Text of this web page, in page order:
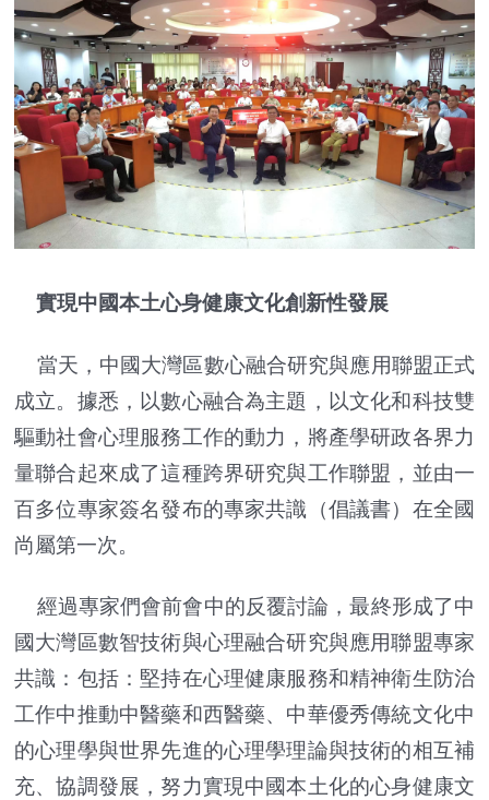
實現中國本土心身健康文化創新性發展
當天，中國大灣區數心融合研究與應用聯盟正式
成立。據悉，以數心融合為主題，以文化和科技雙
驅動社會心理服務工作的動力，將產學研政各界力
量聯合起來成了這種跨界研究與工作聯盟，並由一
百多位專家簽名發布的專家共識（倡議書）在全國
尚屬第一次。
經過專家們會前會中的反覆討論，最終形成了中
國大灣區數智技術與心理融合研究與應用聯盟專家
共識：包括：堅持在心理健康服務和精神衛生防治
工作中推動中醫藥和西醫藥、中華優秀傳統文化中
的心理學與世界先進的心理學理論與技術的相互補
充、協調發展，努力實現中國本土化的心身健康文